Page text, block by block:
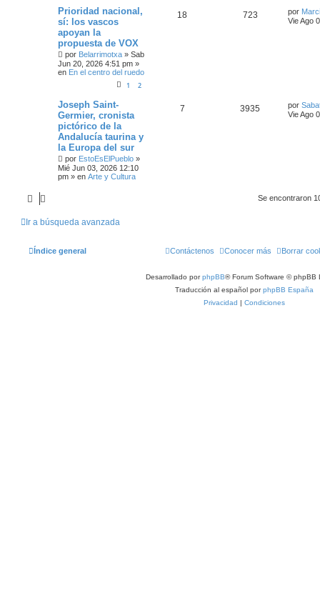
Prioridad nacional,
sí: los vascos
apoyan la
propuesta de VOX
por Belarrimotxa » Sab
Jun 20, 2026 4:51 pm »
en En el centro del ruedo
1 2
18 723 por
Vie Ago
Joseph Saint-
Germier, cronista
pictórico de la
Andalucía taurina y
la Europa del sur
por EstoEsElPueblo »
Mié Jun 03, 2026 12:10
pm » en Arte y Cultura
7 3935 por
Vie Ago
Se encontraron
Ir a búsqueda avanzada
Índice general Borrar
Conocer más
Contáctenos
Desarrollado porphpBB® Forum Software © phpBB
Traducción al español porphpBB España
Privacidad | Condiciones